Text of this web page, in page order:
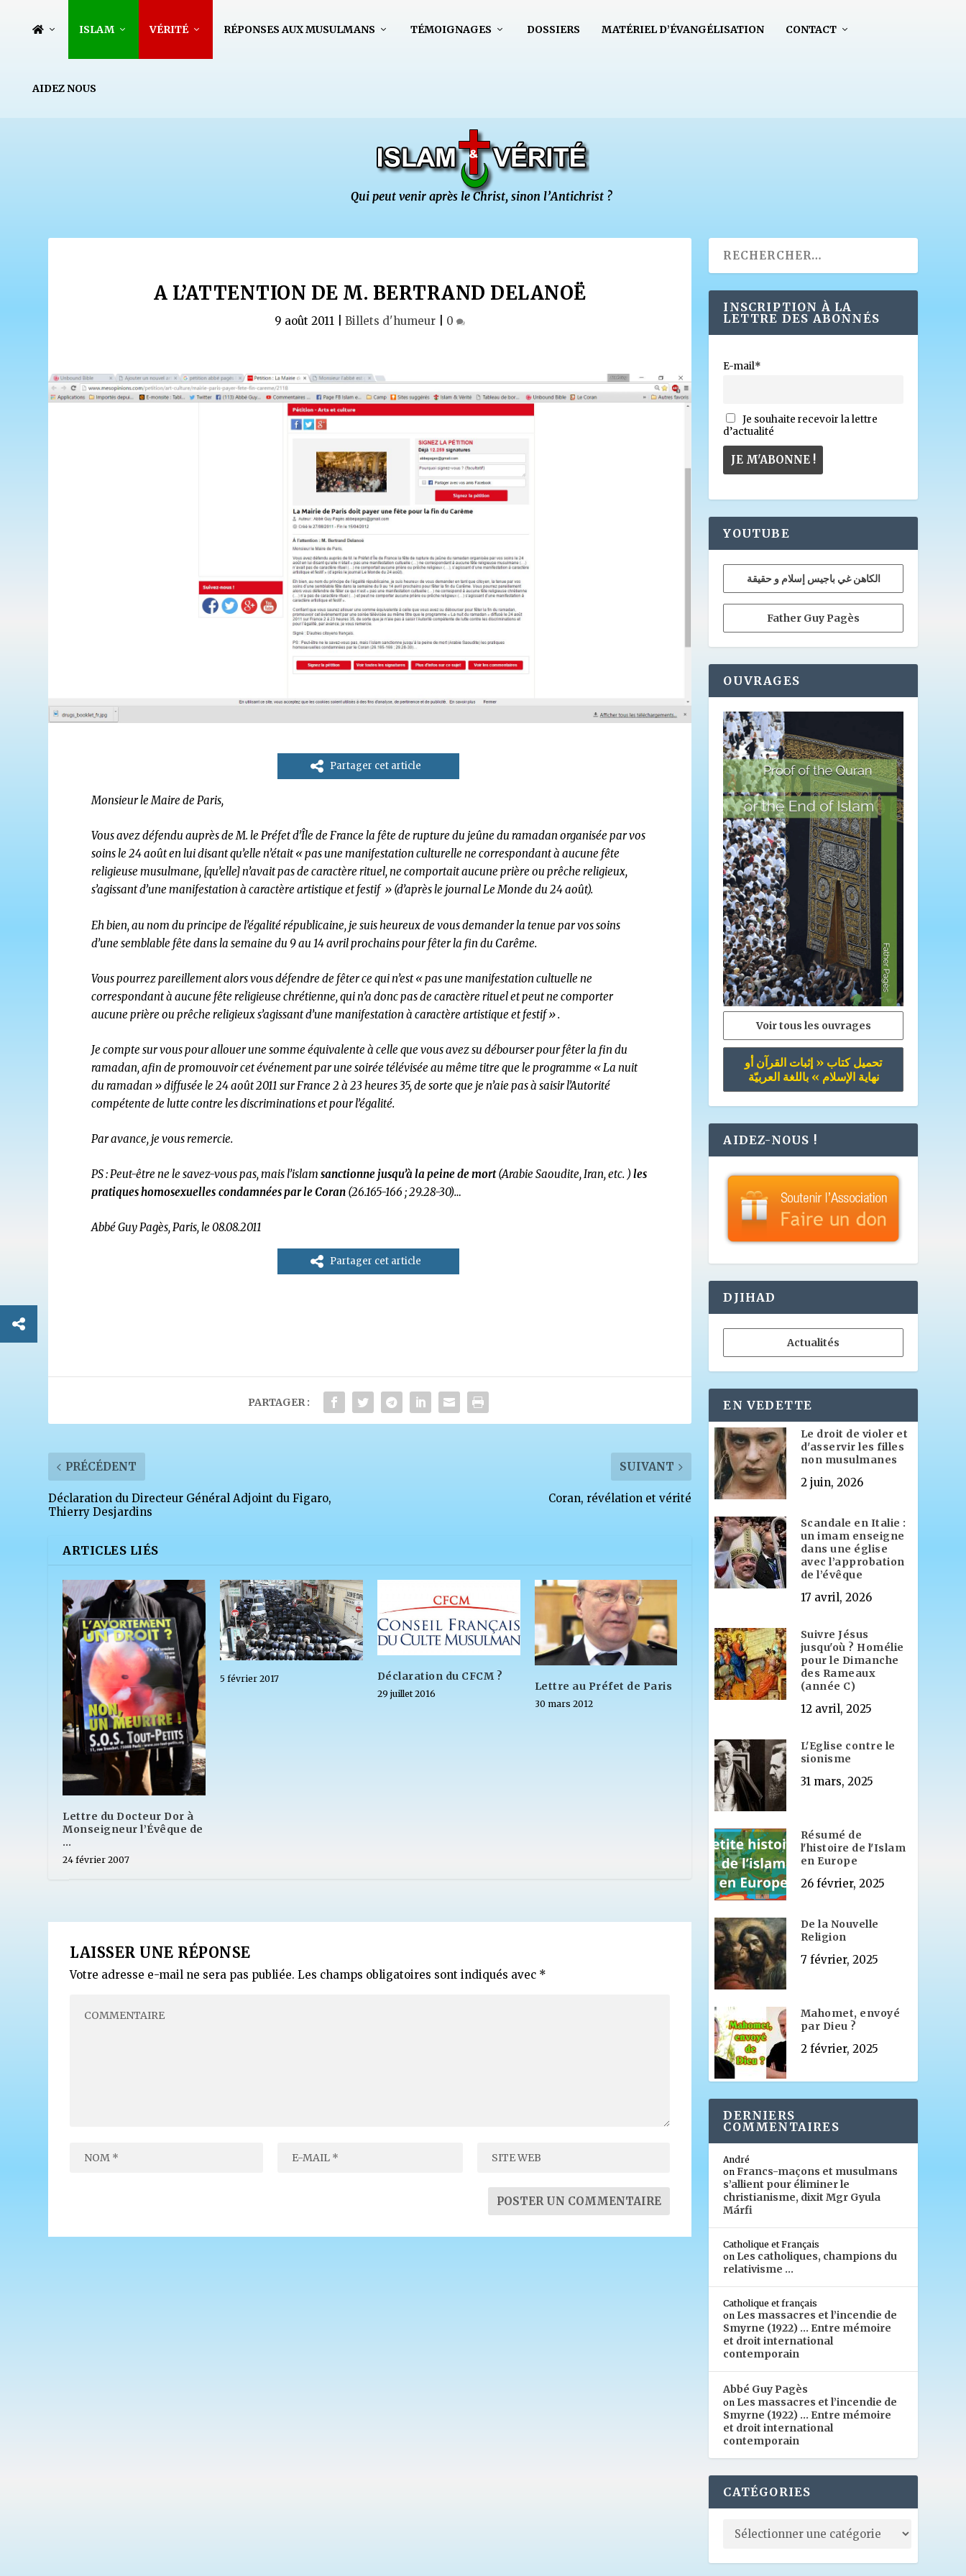
ISLAM VÉRITÉ RÉPONSES AUX MUSULMANS TÉMOIGNAGES DOSSIERS MATÉRIEL D’ÉVANGÉLISATION CONTACT
AIDEZ NOUS
A L’ATTENTION DE M. BERTRAND DELANOË
9 août 2011 |Billets d'humeur 0
Partager cet article
Monsieur le Maire de Paris,
Vous avez défendu auprès de M. le Préfet d’Île de France la fête de rupture du jeûne du ramadan organisée par vos
soins le 24 août en lui disant qu’elle n’était « pas une manifestation culturelle ne correspondant à aucune fête
religieuse musulmane, [qu’elle] n’avait pas de caractère rituel, ne comportait aucune prière ou prêche religieux,
s’agissant d’une manifestation à caractère artistique et festif » (d’après le journal Le Monde du 24 août).
Eh bien, au nom du principe de l’égalité républicaine, je suis heureux de vous demander la tenue par vos soins
d’une semblable fête dans la semaine du 9 au 14 avril prochains pour fêter la fin du Carême.
Vous pourrez pareillement alors vous défendre de fêter ce qui n’est « pas une manifestation cultuelle ne
correspondant à aucune fête religieuse chrétienne, qui n’a donc pas de caractère rituel et peut ne comporter
aucune prière ou prêche religieux s’agissant d’une manifestation à caractère artistique et festif » .
Je compte sur vous pour allouer une somme équivalente à celle que vous avez su débourser pour fêter la fin du
ramadan, afin de promouvoir cet événement par une soirée télévisée au même titre que le programme « La nuit
du ramadan » diffusée le 24 août 2011 sur France 2 à 23 heures 35, de sorte que je n’aie pas à saisir l’Autorité
compétente de lutte contre les discriminations et pour l’égalité.
Par avance, je vous remercie.
PS : Peut-être ne le savez-vous pas, mais l’islamsanctionne jusqu’à la peine de mort(Arabie Saoudite, Iran, etc. )les
pratiques homosexuelles condamnées par le Coran (26.165-166 ; 29.28-30)…
Abbé Guy Pagès, Paris, le 08.08.2011
Partager cet article
PARTAGER :
PRÉCÉDENT
Déclaration du Directeur Général Adjoint du Figaro,
Thierry Desjardins
SUIVANT
Coran, révélation et vérité
ARTICLES LIÉS
Lettre du Docteur Dor à
Monseigneur l’Évêque de
…
24 février 2007
5 février 2017 Déclaration du CFCM ?
29 juillet 2016
Lettre au Préfet de Paris
30 mars 2012
LAISSER UNE RÉPONSE
Votre adresse e-mail ne sera pas publiée. Les champs obligatoires sont indiqués avec *
INSCRIPTION À LA
LETTRE DES ABONNÉS
E-mail*
Je souhaite recevoir la lettre
d’actualité
YOUTUBE
الكاهن غي باجيس إسلام و حقيقة
Father Guy Pagès
OUVRAGES
Voir tous les ouvrages
تحميل كتاب « إثبات القرآن أو
نهاية الإسلام » باللغة العربيّة
AIDEZ-NOUS !
DJIHAD
Actualités
EN VEDETTE
Le droit de violer et
d'asservir les filles
non musulmanes
2 juin, 2026
Scandale en Italie :
un imam enseigne
dans une église
avec l’approbation
de l’évêque
17 avril, 2026
Suivre Jésus
jusqu'où ? Homélie
pour le Dimanche
des Rameaux
(année C)
12 avril, 2025
L'Eglise contre le
sionisme
31 mars, 2025
Résumé de
l'histoire de l'Islam
en Europe
26 février, 2025
De la Nouvelle
Religion
7 février, 2025
Mahomet, envoyé
par Dieu ?
2 février, 2025
DERNIERS
COMMENTAIRES
André
onFrancs-maçons et musulmans
s’allient pour éliminer le
christianisme, dixit Mgr Gyula
Márfi
Catholique et Français
on Les catholiques, champions du
relativisme …
Catholique et français
on Les massacres et l’incendie de
Smyrne (1922) … Entre mémoire
et droit international
contemporain
Abbé Guy Pagès
on Les massacres et l’incendie de
Smyrne (1922) … Entre mémoire
et droit international
contemporain
CATÉGORIES